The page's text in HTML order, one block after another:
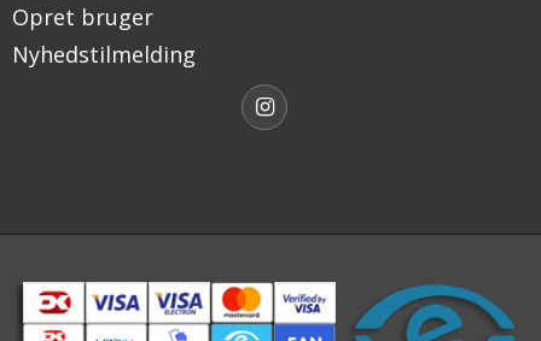
Opret bruger
Nyhedstilmelding